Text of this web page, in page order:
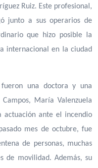
Ruiz. Este profesional,
junto a sus operarios de
que hizo posible la
internacional en la ciudad
fueron una doctora y una
María Valenzuela
actuación ante el incendio
mes de octubre, fue
de personas, muchas
de movilidad. Además, su